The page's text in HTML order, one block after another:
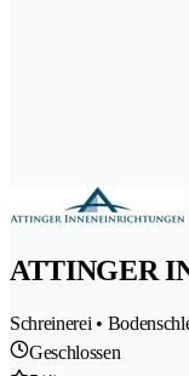
ATTINGER
Schreinerei •
Geschlossen